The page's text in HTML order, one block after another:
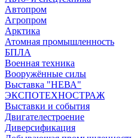
Автопром
Агропром
Арктика
Атомная промышленность
БПЛА
Военная техника
Вооружённые силы
Выставка "НЕВА"
ЭКСПОТЕХНОСТРАЖ
Выставки и события
Двигателестроение
Диверсификация